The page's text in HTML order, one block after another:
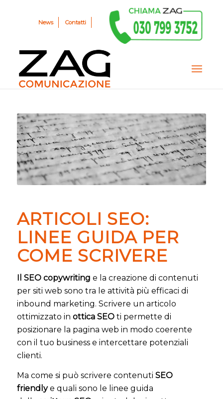
News Contatti
ARTICOLI SEO:
LINEE GUIDA PER
COME SCRIVERE
Il SEO copywriting e la creazione di contenuti
per siti web sono tra le attività più efficaci di
inbound marketing. Scrivere un articolo
ottimizzato in ottica SEOti permette di
posizionare la pagina web in modo coerente
con il tuo business e intercettare potenziali
clienti.
Ma come si può scrivere contenuti SEO
friendlye quali sono le linee guida